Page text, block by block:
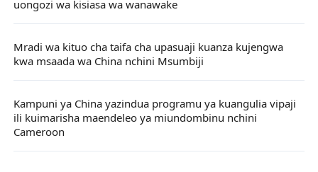
uongozi wa kisiasa wa wanawake
Mradi wa kituo cha taifa cha upasuaji kuanza kujengwa
kwa msaada wa China nchini Msumbiji
Kampuni ya China yazindua programu ya kuangulia vipaji
ili kuimarisha maendeleo ya miundombinu nchini
Cameroon